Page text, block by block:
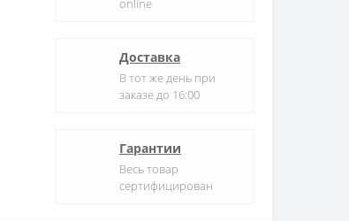
online
Доставка
В тот же день при
заказе до 16:00
Гарантии
Весь товар
сертифицирован